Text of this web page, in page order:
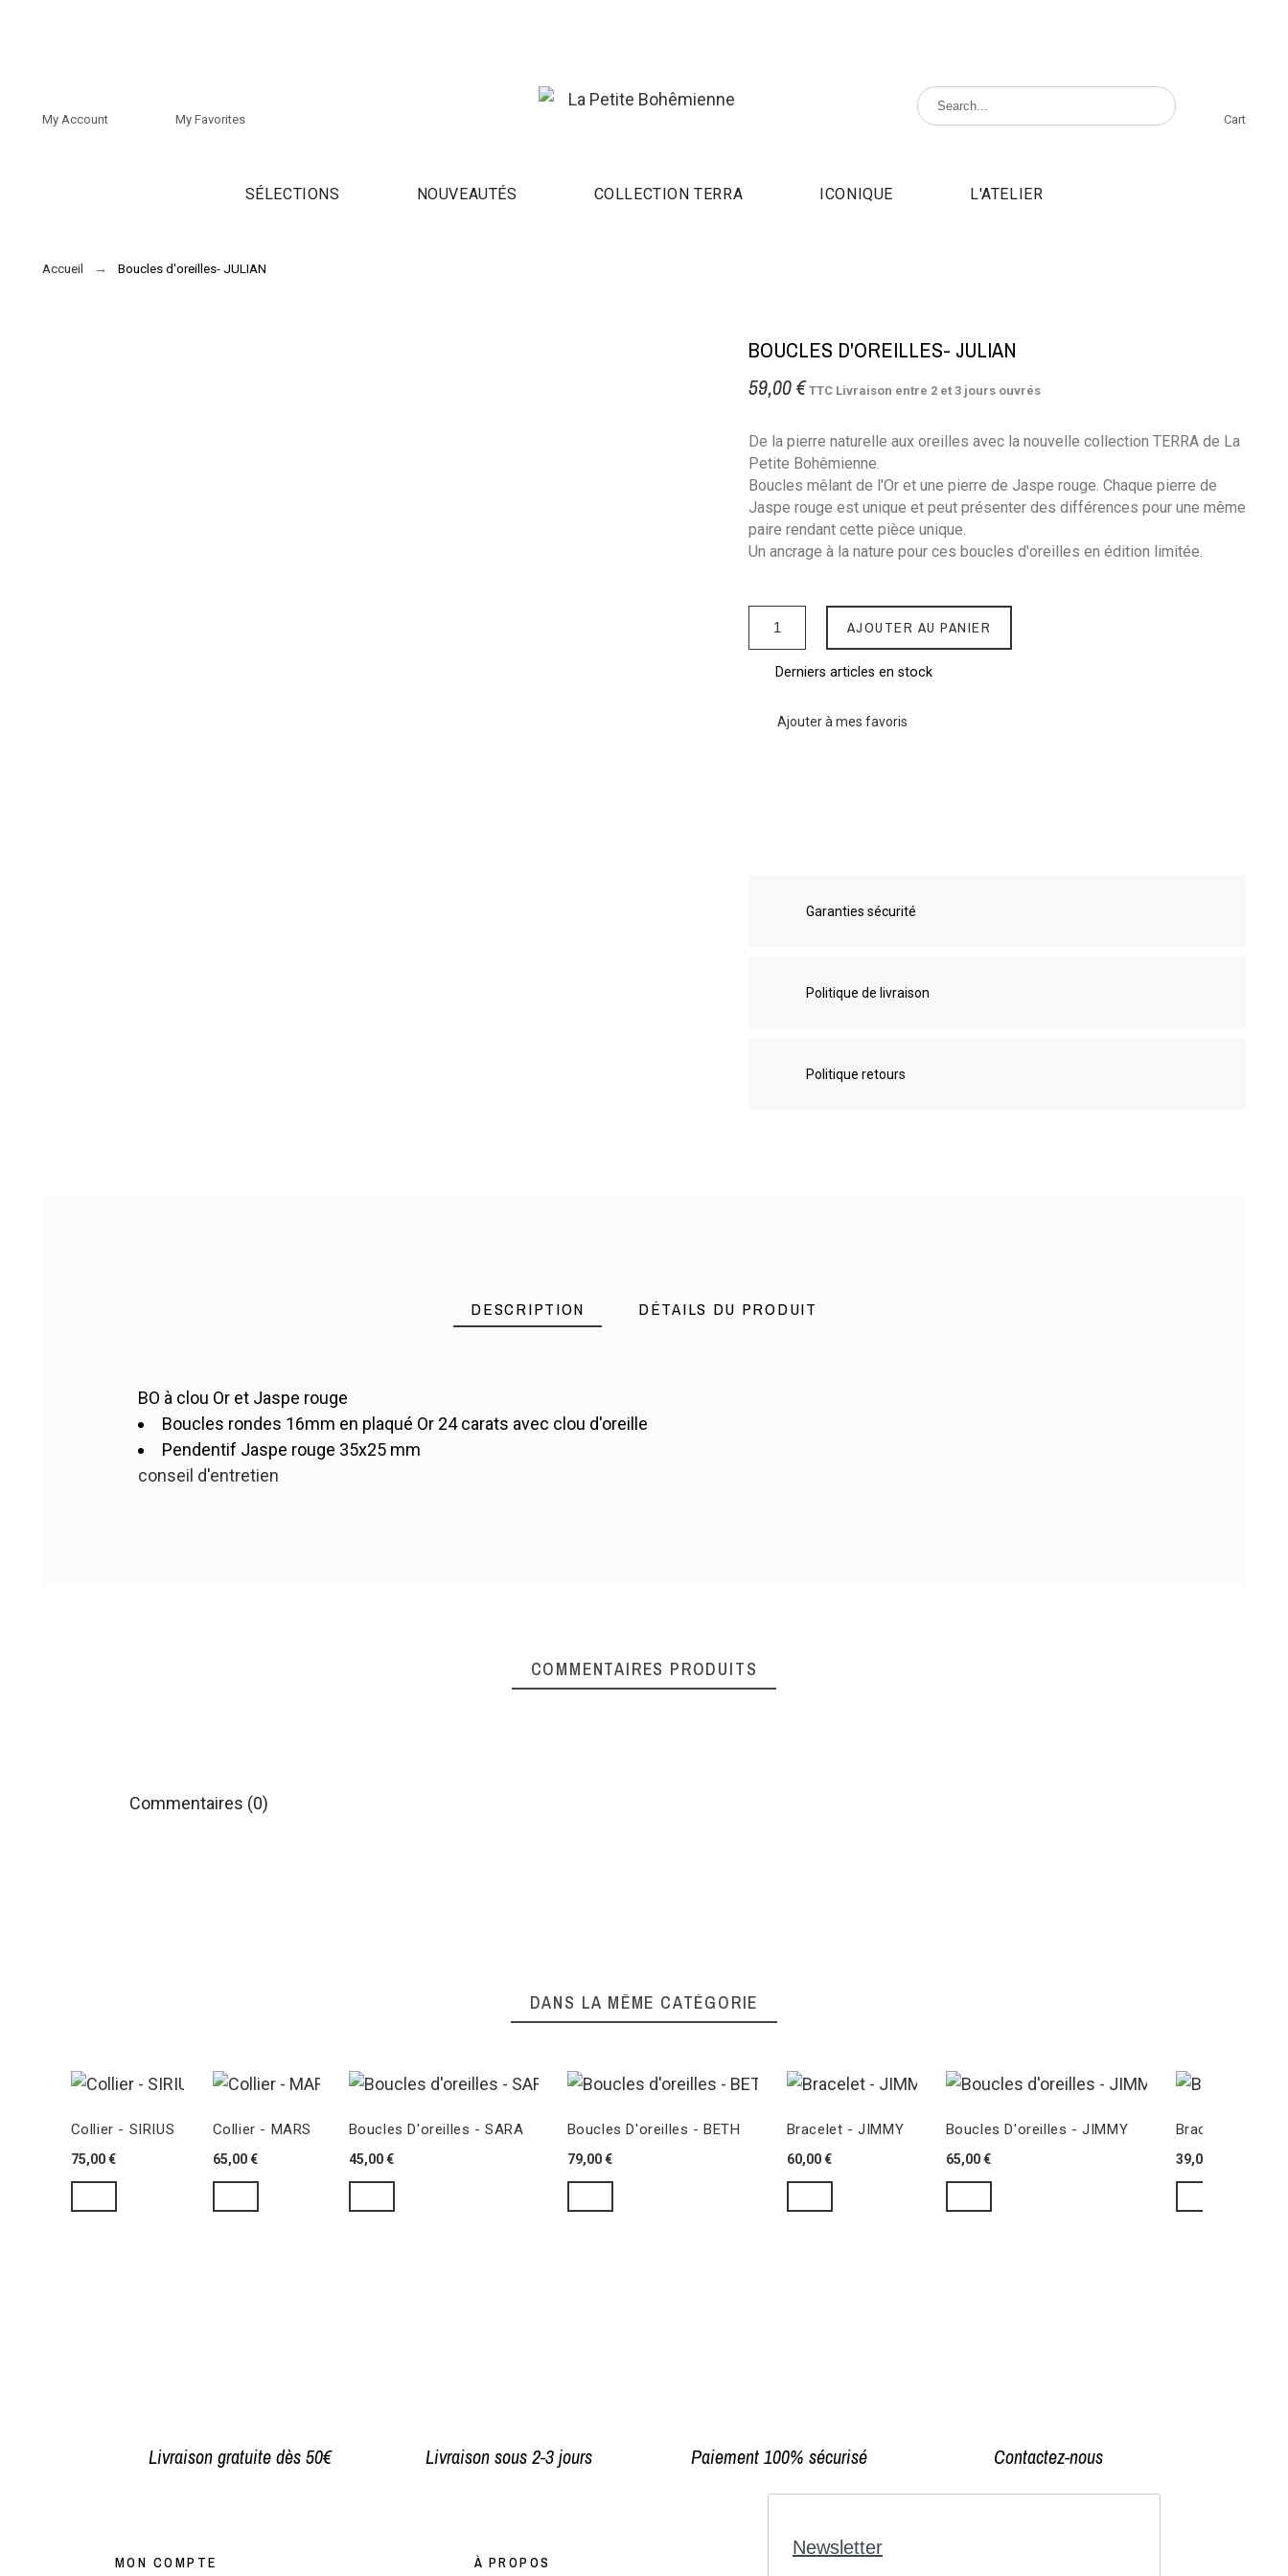
My Account My Favorites Cart
SÉLECTIONS NOUVEAUTÉS COLLECTION TERRA ICONIQUE L'ATELIER
Accueil Boucles d'oreilles- JULIAN
BOUCLES D'OREILLES- JULIAN
59,00 € TTC Livraison entre 2 et 3 jours ouvrés
De la pierre naturelle aux oreilles avec la nouvelle collection TERRA de La
Petite Bohêmienne.
Boucles mêlant de l'Or et une pierre de Jaspe rouge. Chaque pierre de
Jaspe rouge est unique et peut présenter des différences pour une même
paire rendant cette pièce unique.
Un ancrage à la nature pour ces boucles d'oreilles en édition limitée.
AJOUTER AU PANIER
Derniers articles en stock
Ajouter à mes favoris
Garanties sécurité
Politique de livraison
Politique retours
DESCRIPTION DÉTAILS DU PRODUIT
BO à clou Or et Jaspe rouge
Boucles rondes 16mm en plaqué Or 24 carats avec clou d'oreille
Pendentif Jaspe rouge 35x25 mm
conseil d'entretien
RéférenceBOJU
En stock 1 Article
COMMENTAIRES PRODUITS
Commentaires (0)
DANS LA MÊME CATÉGORIE
Collier - SIRIUS
75,00 €
Collier - MARS
65,00 €
Boucles D'oreilles - SARA
45,00 €
Boucles D'oreilles - BETH
79,00 €
Bracelet - JIMMY
60,00 €
Boucles D'oreilles - JIMMY
65,00 €
Bracelet - MARS
39,00 €
Livraison gratuite dès 50€ Livraison sous 2-3 jours Paiement 100% sécurisé Contactez-nous
MON COMPTE À PROPOS